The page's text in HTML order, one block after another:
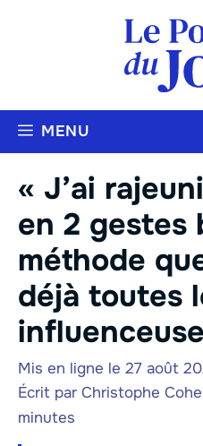
MENU
« J’ai
en 2 gestes
méthode
déjà toutes
Mis en ligne le 27 août
Écrit par Christophe
minutes